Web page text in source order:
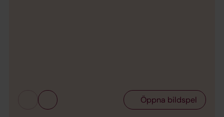
Öppna bildspel